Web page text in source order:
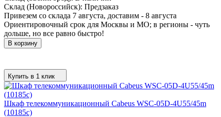
Склад (Новороссийск): Предзаказ
Привезем со склада 7 августа, доставим - 8 августа
Ориентировочный срок для Москвы и МО; в регионы - чуть
дольше, но все равно быстро!
В корзину
Купить в 1 клик
Шкаф телекоммуникационный Cabeus WSC-05D-4U55/45m
(10185c)